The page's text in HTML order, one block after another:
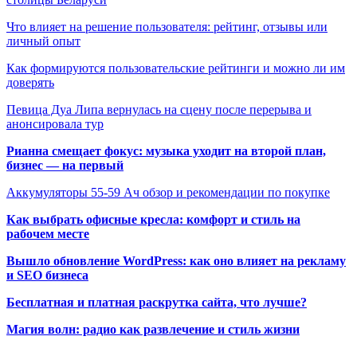
Что влияет на решение пользователя: рейтинг, отзывы или
личный опыт
Как формируются пользовательские рейтинги и можно ли им
доверять
Певица Дуа Липа вернулась на сцену после перерыва и
анонсировала тур
Рианна смещает фокус: музыка уходит на второй план,
бизнес — на первый
Аккумуляторы 55-59 Ач обзор и рекомендации по покупке
Как выбрать офисные кресла: комфорт и стиль на
рабочем месте
Вышло обновление WordPress: как оно влияет на рекламу
и SEO бизнеса
Бесплатная и платная раскрутка сайта, что лучше?
Магия волн: радио как развлечение и стиль жизни